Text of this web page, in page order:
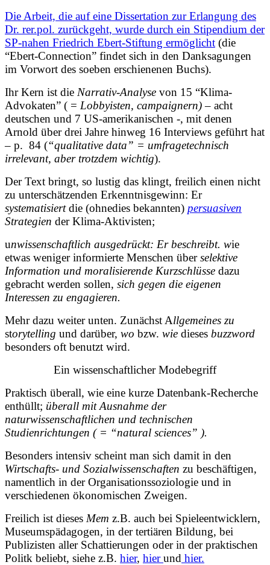
Die Arbeit, die auf eine Dissertation zur Erlangung des
Dr. rer.pol. zurückgeht, wurde durch ein Stipendium der
SP-nahen Friedrich Ebert-Stiftung ermöglicht (die
“Ebert-Connection” findet sich in den Danksagungen
im Vorwort des soeben erschienenen Buchs).
Ihr Kern ist die Narrativ-Analyse von 15 “Klima-
Advokaten” ( = Lobbyisten, campaignern)– acht
deutschen und 7 US-amerikanischen -, mit denen
Arnold über drei Jahre hinweg 16 Interviews geführt hat
– p. 84 (“qualitative data” = umfragetechnisch
irrelevant, aber trotzdem wichtig).
Der Text bringt, so lustig das klingt, freilich einen nicht
zu unterschätzenden Erkenntnisgewinn: Er
systematisiertdie (ohnedies bekannten) persuasiven
Strategien der Klima-Aktivisten;
unwissenschaftlich ausgedrückt: Er beschreibt. wie
etwas weniger informierte Menschen überselektive
Information und moralisierende Kurzschlüsse dazu
gebracht werden sollen, sich gegen die eigenen
Interessen zu engagieren.
Mehr dazu weiter unten. Zunächst Allgemeines zu
storytelling und darüber, wo bzw. wie dieses buzzword
besonders oft benutzt wird.
Ein wissenschaftlicher Modebegriff
Praktisch überall, wie eine kurze Datenbank-Recherche
enthüllt; überall mit Ausnahme der
naturwissenschaftlichen und technischen
Studienrichtungen ( = “natural sciences” ).
Besonders intensiv scheint man sich damit in den
Wirtschafts- und Sozialwissenschaften zu beschäftigen,
namentlich in der Organisationssoziologie und in
verschiedenen ökonomischen Zweigen.
Freilich ist dieses Mem z.B. auch bei Spieleentwicklern,
Museumspädagogen, in der tertiären Bildung, bei
Publizisten aller Schattierungen oder in der praktischen
Politk beliebt, siehe z.B. hier, hierund hier.